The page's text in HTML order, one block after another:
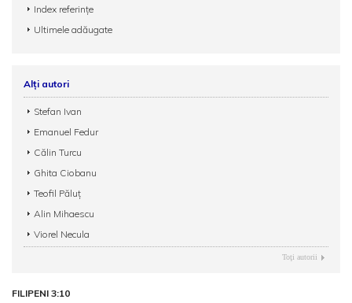
Index referințe
Ultimele adăugate
Alți autori
Stefan Ivan
Emanuel Fedur
Călin Turcu
Ghita Ciobanu
Teofil Păluț
Alin Mihaescu
Viorel Necula
Toţi autorii
FILIPENI 3:10